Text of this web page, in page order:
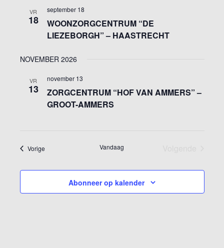
VR
18
september 18
WOONZORGCENTRUM “DE
LIEZEBORGH” – HAASTRECHT
NOVEMBER 2026
VR
13
november 13
ZORGCENTRUM “HOF VAN AMMERS” –
GROOT-AMMERS
VorigeEvenementen Vandaag
Abonneer op kalender